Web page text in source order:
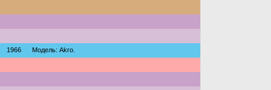
1966 Модель: Akro.